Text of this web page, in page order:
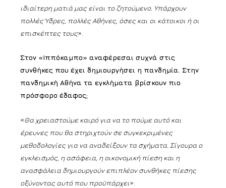
ιδιαίτερη ματιά μας είναι το ζητούμενο. Υπάρχουν
πολλές Ύδρες, πολλές Αθήνες, όσες και οι κάτοικοι ή οι
επισκέπτες τους».
Στον «Ιππόκαμπο» αναφέρεσαι συχνά στις
συνθήκες που έχει δημιουργήσει η πανδημία. Στην
πανδημική Αθήνα τα εγκλήματα βρίσκουν πιο
πρόσφορο έδαφος;
«Θα χρειαστούμε καιρό για να το πούμε αυτό και
έρευνες που θα στηριχτούν σε συγκεκριμένες
μεθοδολογίες για να αναδείξουν τα σχήματα. Σίγουρα ο
εγκλεισμός, η ασάφεια, η οικονομική πίεση και η
ανασφάλεια δημιουργούν επιπλέον συνθήκες πίεσης
οξύνοντας αυτό που προϋπάρχει».